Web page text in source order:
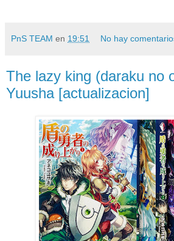
PnS TEAM en 19:51 No hay
The lazy king (daraku no
Yuusha [actualizacion]